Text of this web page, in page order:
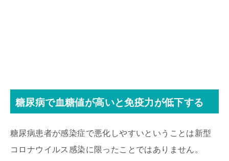
糖尿病で血糖値が高いと免疫力が低下する
糖尿病患者が感染症で悪化しやすいということは新型
コロナウイルス感染に限ったことではありません。